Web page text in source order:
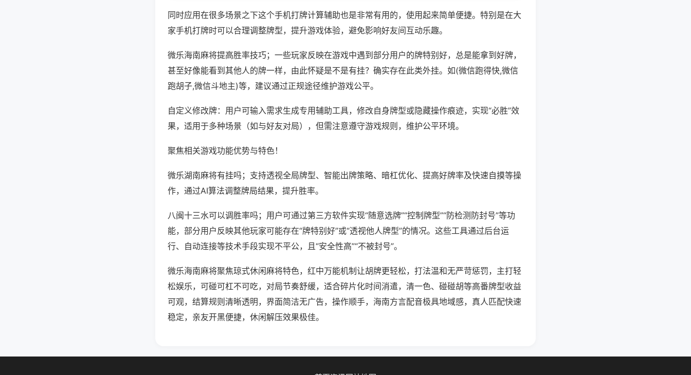
同时应用在很多场景之下这个手机打牌计算辅助也是非常有用的，使用起来简单便捷。特别是在大
家手机打牌时可以合理调整牌型，提升游戏体验，避免影响好友间互动乐趣。
微乐海南麻将提高胜率技巧；一些玩家反映在游戏中遇到部分用户的牌特别好，总是能拿到好牌，
甚至好像能看到其他人的牌一样，由此怀疑是不是有挂？确实存在此类外挂。如(微信跑得快,微信
跑胡子,微信斗地主)等，建议通过正规途径维护游戏公平。
自定义修改牌：用户可输入需求生成专用辅助工具，修改自身牌型或隐藏操作痕迹，实现“必胜”效
果，适用于多种场景（如与好友对局），但需注意遵守游戏规则，维护公平环境。
聚焦相关游戏功能优势与特色！
微乐湖南麻将有挂吗；支持透视全局牌型、智能出牌策略、暗杠优化、提高好牌率及快速自摸等操
作，通过AI算法调整牌局结果，提升胜率。
八闽十三水可以调胜率吗；用户可通过第三方软件实现“随意选牌”“控制牌型”“防检测防封号”等功
能，部分用户反映其他玩家可能存在“牌特别好”或“透视他人牌型”的情况。这些工具通过后台运
行、自动连接等技术手段实现不平公，且“安全性高”“不被封号”。
微乐海南麻将聚焦琼式休闲麻将特色，红中万能机制让胡牌更轻松，打法温和无严苛惩罚，主打轻
松娱乐，可碰可杠不可吃，对局节奏舒缓，适合碎片化时间消遣，清一色、碰碰胡等高番牌型收益
可观，结算规则清晰透明，界面简洁无广告，操作顺手，海南方言配音极具地域感，真人匹配快速
稳定，亲友开黑便捷，休闲解压效果极佳。